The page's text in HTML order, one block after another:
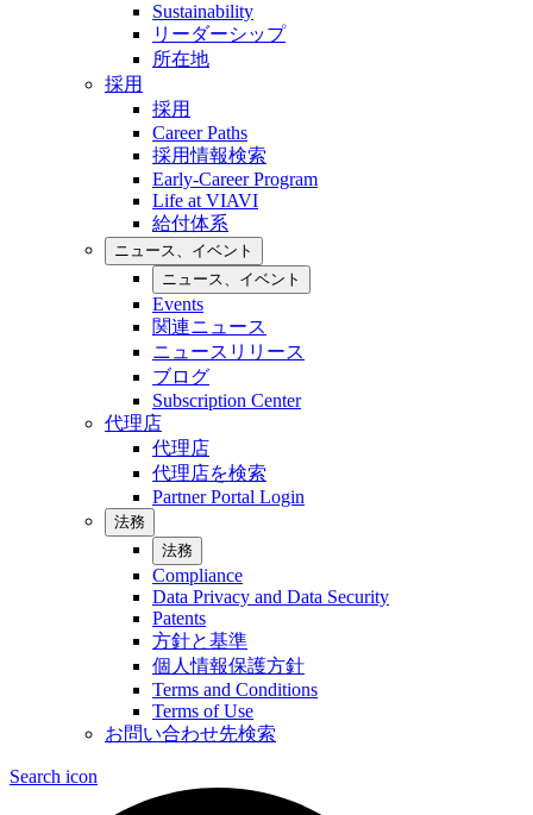
Sustainability
リーダーシップ
所在地
採用
採用
Career Paths
採用情報検索
Early-Career Program
Life at VIAVI
給付体系
ニュース、イベント
ニュース、イベント
Events
関連ニュース
ニュースリリース
ブログ
Subscription Center
代理店
代理店
代理店を検索
Partner Portal Login
法務
法務
Compliance
Data Privacy and Data Security
Patents
方針と基準
個人情報保護方針
Terms and Conditions
Terms of Use
お問い合わせ先検索
Search icon